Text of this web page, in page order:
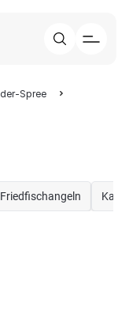
Spree
Friedfischangeln